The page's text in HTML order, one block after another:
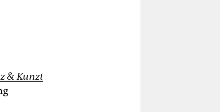
& Kunzt